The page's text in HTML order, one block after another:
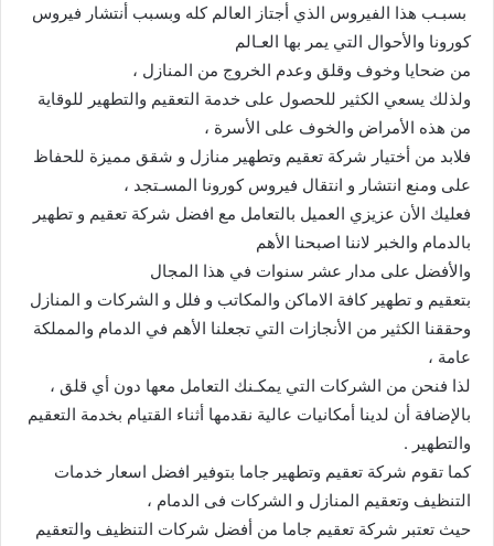
بسبـب هذا الفيروس الذي أجتاز العالم كله وبسبب أنتشار فيروس
كورونا والأحوال التي يمر بها العـالم
من ضحايا وخوف وقلق وعدم الخروج من المنازل ،
ولذلك يسعي الكثير للحصول على خدمة التعقيم والتطهير للوقاية
من هذه الأمراض والخوف على الأسرة ،
فلابد من أختيار شركة تعقيم وتطهير منازل و شقق مميزة للحفاظ
على ومنع انتشار و انتقال فيروس كورونا المسـتجد ،
فعليك الأن عزيزي العميل بالتعامل مع افضل شركة تعقيم و تطهير
بالدمام والخبر لاننا اصبحنا الأهم
والأفضل على مدار عشر سنوات في هذا المجال
بتعقيم و تطهير كافة الاماكن والمكاتب و فلل و الشركات و المنازل
وحققنا الكثير من الأنجازات التي تجعلنا الأهم في الدمام والمملكة
عامة ،
لذا فنحن من الشركات التي يمكـنك التعامل معها دون أي قلق ،
بالإضافة أن لدينا أمكانيات عالية نقدمها أثناء القتيام بخدمة التعقيم
والتطهير .
كما تقوم شركة تعقيم وتطهير جاما بتوفير افضل اسعار خدمات
التنظيف وتعقيم المنازل و الشركات فى الدمام ،
حيث تعتبر شركة تعقيم جاما من أفضل شركات التنظيف والتعقيم